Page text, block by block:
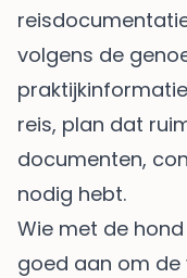
volgens de
reis, plan dat
documenten,
nodig hebt.
Wie met de
goed aan om